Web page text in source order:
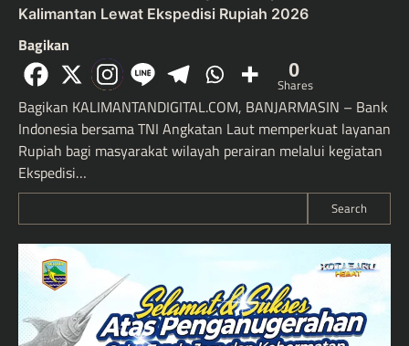
Kalimantan Lewat Ekspedisi Rupiah 2026
Bagikan
0
Shares
Bagikan KALIMANTANDIGITAL.COM, BANJARMASIN – Bank
Indonesia bersama TNI Angkatan Laut memperkuat layanan
Rupiah bagi masyarakat wilayah perairan melalui kegiatan
Ekspedisi…
Search